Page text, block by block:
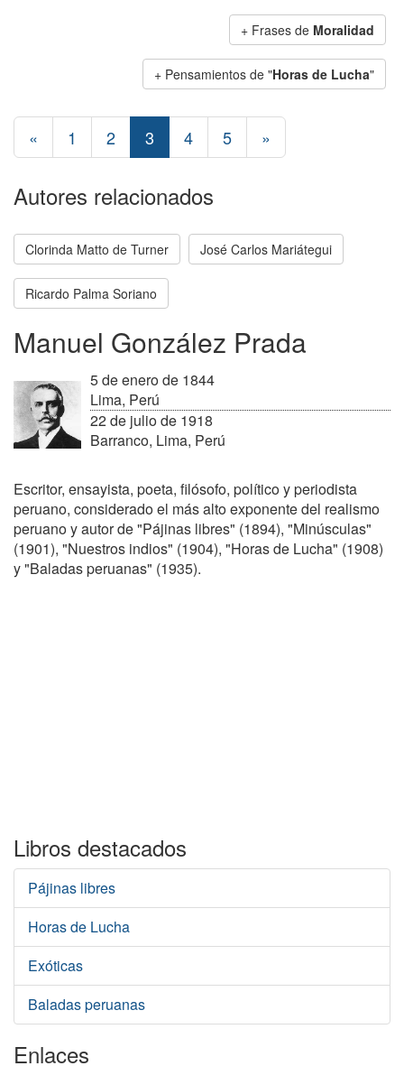
+ Frases de Moralidad
+ Pensamientos de "Horas de Lucha"
« 1 2 3 4 5 »
Autores relacionados
Clorinda Matto de Turner José Carlos Mariátegui
Ricardo Palma Soriano
Manuel González Prada
5 de enero de 1844
Lima, Perú
22 de julio de 1918
Barranco, Lima, Perú
Escritor, ensayista, poeta, filósofo, político y periodista
peruano, considerado el más alto exponente del realismo
peruano y autor de "Pájinas libres" (1894), "Minúsculas"
(1901), "Nuestros indios" (1904), "Horas de Lucha" (1908)
y "Baladas peruanas" (1935).
Libros destacados
Pájinas libres
Horas de Lucha
Exóticas
Baladas peruanas
Enlaces